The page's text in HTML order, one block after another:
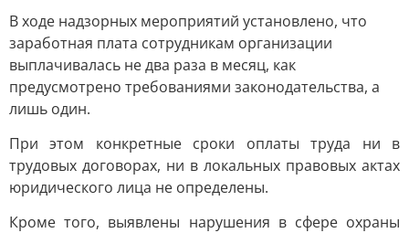
В ходе надзорных мероприятий установлено, что
заработная плата сотрудникам организации
выплачивалась не два раза в месяц, как
предусмотрено требованиями законодательства, а
лишь один.
При этом конкретные сроки оплаты труда ни в
трудовых договорах, ни в локальных правовых актах
юридического лица не определены.
Кроме того, выявлены нарушения в сфере охраны